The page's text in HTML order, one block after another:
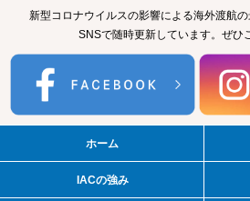
新型コロナウイルスの影響による海外渡航の
SNSで随時更新しています。ぜひ
ホーム
IACの強み